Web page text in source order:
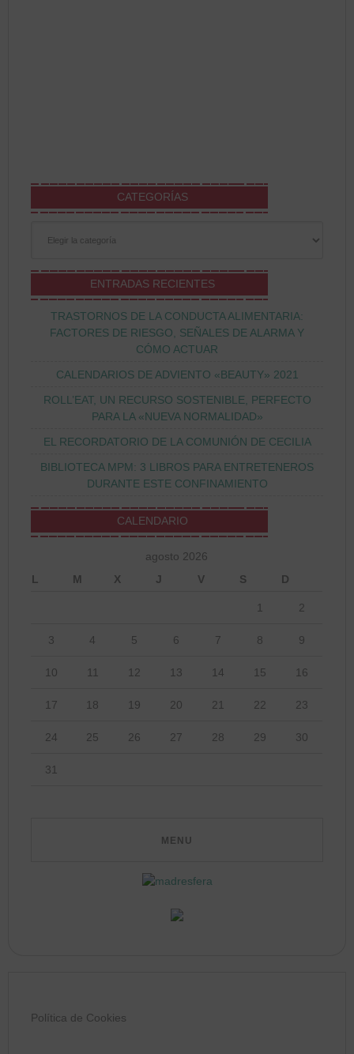
CATEGORÍAS
ENTRADAS RECIENTES
TRASTORNOS DE LA CONDUCTA ALIMENTARIA:
FACTORES DE RIESGO, SEÑALES DE ALARMA Y
CÓMO ACTUAR
CALENDARIOS DE ADVIENTO «BEAUTY» 2021
ROLL’EAT, UN RECURSO SOSTENIBLE, PERFECTO
PARA LA «NUEVA NORMALIDAD»
EL RECORDATORIO DE LA COMUNIÓN DE CECILIA
BIBLIOTECA MPM: 3 LIBROS PARA ENTRETENEROS
DURANTE ESTE CONFINAMIENTO
CALENDARIO
agosto 2026
L
M X J V S D
1 2
3 4 5 6 7 8 9
10 11 12 13 14 15 16
17 18 19 20 21 22 23
24 25 26 27 28 29 30
31
Política de Cookies